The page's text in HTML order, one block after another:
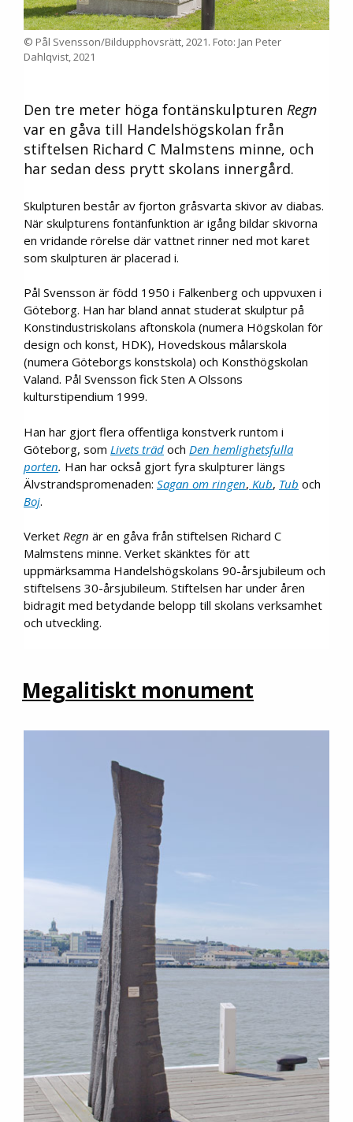
© Pål Svensson/Bildupphovsrätt, 2021. Foto: Jan Peter
Dahlqvist, 2021
Den tre meter höga fontänskulpturen Regn
var en gåva till Handelshögskolan från
stiftelsen Richard C Malmstens minne, och
har sedan dess prytt skolans innergård.
Skulpturen består av fjorton gråsvarta skivor av diabas.
När skulpturens fontänfunktion är igång bildar skivorna
en vridande rörelse där vattnet rinner ned mot karet
som skulpturen är placerad i.
Pål Svensson är född 1950 i Falkenberg och uppvuxen i
Göteborg. Han har bland annat studerat skulptur på
Konstindustriskolans aftonskola (numera Högskolan för
design och konst, HDK), Hovedskous målarskola
(numera Göteborgs konstskola) och Konsthögskolan
Valand. Pål Svensson fick Sten A Olssons
kulturstipendium 1999.
Han har gjort flera offentliga konstverk runtom i
Göteborg, som Livets träd och Den hemlighetsfulla
porten. Han har också gjort fyra skulpturer längs
Älvstrandspromenaden: Sagan om ringen, Kub, Tub och
Boj.
Verket Regn är en gåva från stiftelsen Richard C
Malmstens minne. Verket skänktes för att
uppmärksamma Handelshögskolans 90-årsjubileum och
stiftelsens 30-årsjubileum. Stiftelsen har under åren
bidragit med betydande belopp till skolans verksamhet
och utveckling.
Megalitiskt monument